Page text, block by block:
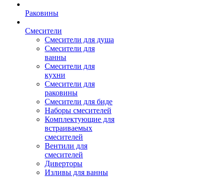
Раковины
Смесители
Смесители для душа
Смесители для
ванны
Смесители для
кухни
Смесители для
раковины
Смесители для биде
Наборы смесителей
Комплектующие для
встраиваемых
смесителей
Вентили для
смесителей
Диверторы
Изливы для ванны